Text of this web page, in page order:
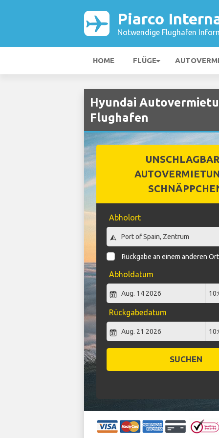
Piarco
Notwendige Flughafen
HOME FLÜGE
Hyundai
Flughafen
Abholort
Rückgabe an einem anderen Ort
Abholdatum
Rückgabedatum
SUCHEN